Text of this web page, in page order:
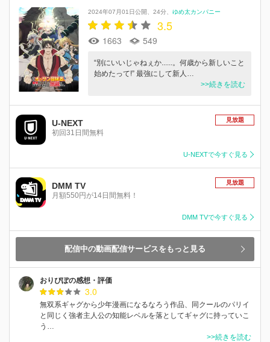
2024年07月01日公開 24分 ゆめ太カンパニー
3.5
1663 549
“別にいいじゃねぇか......。何歳から新しいこと
始めたって!” 最強にして新人…
>>続きを読む
U-NEXT
初回31日間無料
見放題
U-NEXTで今すぐ見る
DMM TV
月額550円が14日間無料！
見放題
DMM TVで今すぐ見る
配信中の動画配信サービスをもっと見る
おりぴぽの感想・評価
3.0
無双系ギャグから少年漫画になるなろう作品、同クールのパリイ
と同じく強者主人公の知能レベルを落としてギャグに持っていこ
う…
>>続きを読む